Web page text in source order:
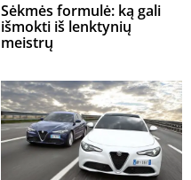
Sėkmės formulė: ką gali
išmokti iš lenktynių
meistrų